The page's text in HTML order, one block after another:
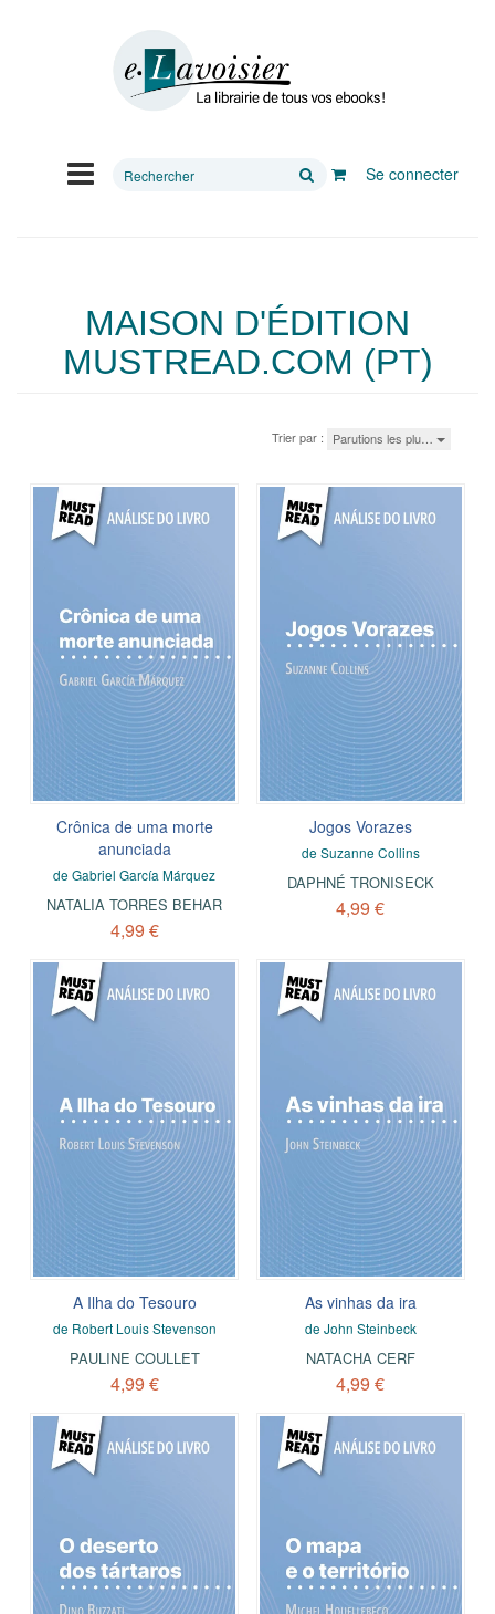
Rechercher
Se connecter
MAISON D'ÉDITION
MUSTREAD.COM (PT)
Trier par : Parutions les plu…
Crônica de uma morte
anunciada
de Gabriel García Márquez
NATALIA TORRES BEHAR
4,99 €
Jogos Vorazes
de Suzanne Collins
DAPHNÉ TRONISECK
4,99 €
A Ilha do Tesouro
de Robert Louis Stevenson
PAULINE COULLET
4,99 €
As vinhas da ira
de John Steinbeck
NATACHA CERF
4,99 €